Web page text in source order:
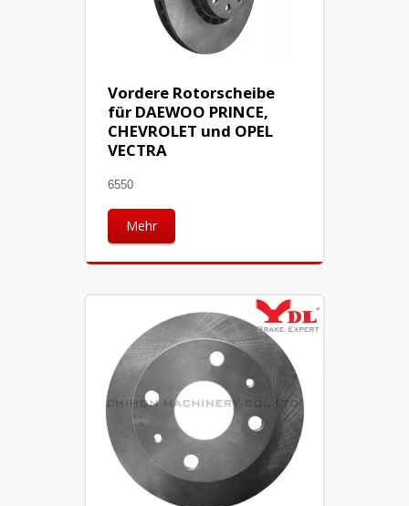
Vordere Rotorscheibe
für DAEWOO PRINCE,
CHEVROLET und OPEL
VECTRA
6550
Mehr